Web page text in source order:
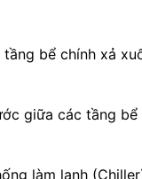
bể chính xả
giữa các tầng
làm lạnh